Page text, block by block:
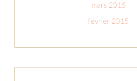
mars 2015
février 2015